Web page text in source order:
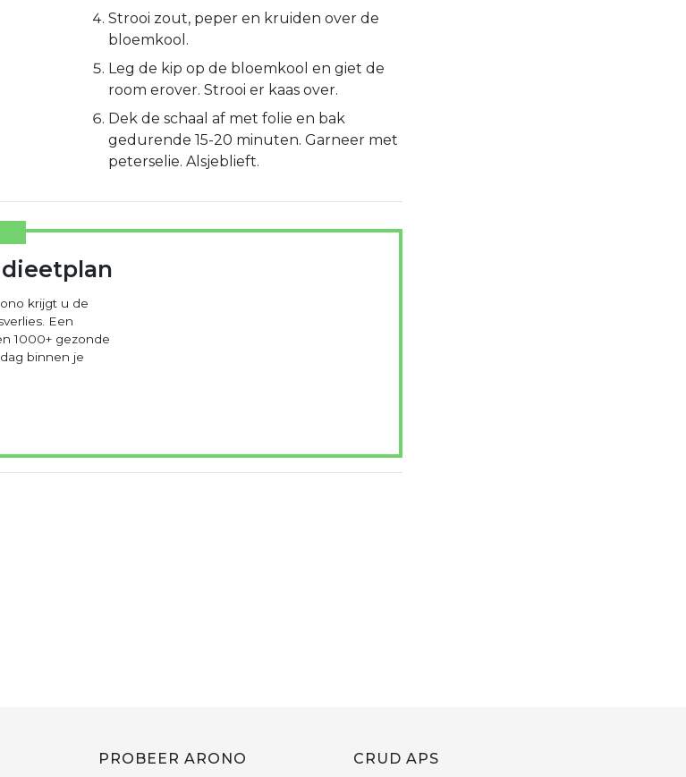
Strooi zout, peper en kruiden over de
bloemkool.
Leg de kip op de bloemkool en giet de
room erover. Strooi er kaas over.
Dek de schaal af met folie en bak
gedurende 15-20 minuten. Garneer met
peterselie. Alsjeblieft.
krijgt u de
Een
1000+ gezonde
binnen je
PROBEER ARONO CRUD APS